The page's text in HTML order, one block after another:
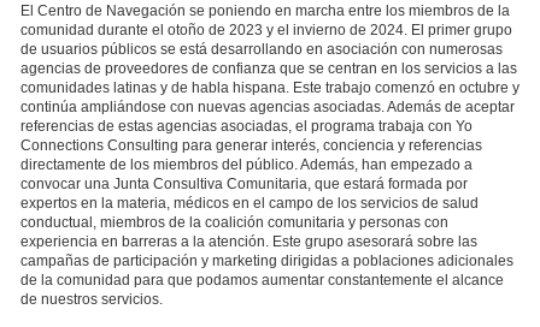
El Centro de Navegación se poniendo en marcha entre los miembros de la
comunidad durante el otoño de 2023 y el invierno de 2024. El primer grupo
de usuarios públicos se está desarrollando en asociación con numerosas
agencias de proveedores de confianza que se centran en los servicios a las
comunidades latinas y de habla hispana. Este trabajo comenzó en octubre y
continúa ampliándose con nuevas agencias asociadas. Además de aceptar
referencias de estas agencias asociadas, el programa trabaja con Yo
Connections Consulting para generar interés, conciencia y referencias
directamente de los miembros del público. Además, han empezado a
convocar una Junta Consultiva Comunitaria, que estará formada por
expertos en la materia, médicos en el campo de los servicios de salud
conductual, miembros de la coalición comunitaria y personas con
experiencia en barreras a la atención. Este grupo asesorará sobre las
campañas de participación y marketing dirigidas a poblaciones adicionales
de la comunidad para que podamos aumentar constantemente el alcance
de nuestros servicios.